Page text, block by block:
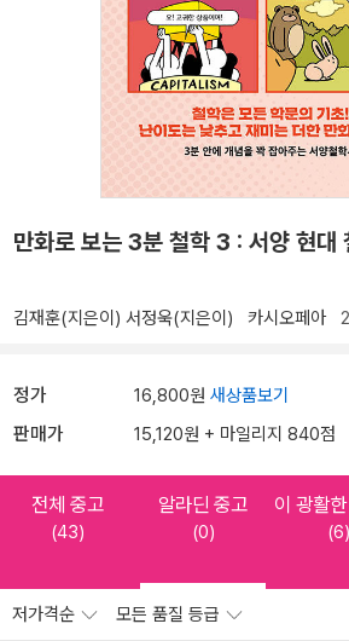
만화로 보는 3분 철학 3 : 서양 현대
김재훈(지은이) 서정욱(지은이) 카시오페아
정가 16,800원 새상품보기
판매가 15,120원 + 마일리지 840점
전체 중고
(43)
알라딘 중고
(0)
이 광활
(6)
저가격순 모든 품질 등급